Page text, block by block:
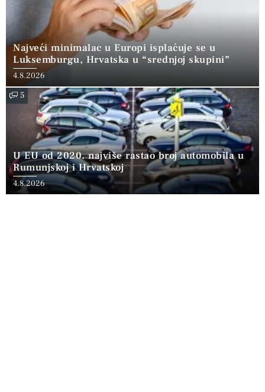
Najveći minimalac u Europi isplaćuje se u
Luksemburgu, Hrvatska u “srednjoj skupini”
4.8.2026
5
U EU od 2020. najviše rastao broj automobila u
Rumunjskoj i Hrvatskoj
4.8.2026